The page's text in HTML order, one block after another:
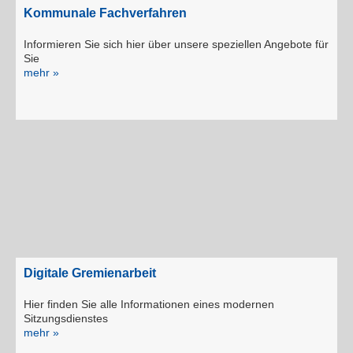
Kommunale Fachverfahren
Informieren Sie sich hier über unsere speziellen Angebote für
Sie
mehr »
Digitale Gremienarbeit
Hier finden Sie alle Informationen eines modernen
Sitzungsdienstes
mehr »